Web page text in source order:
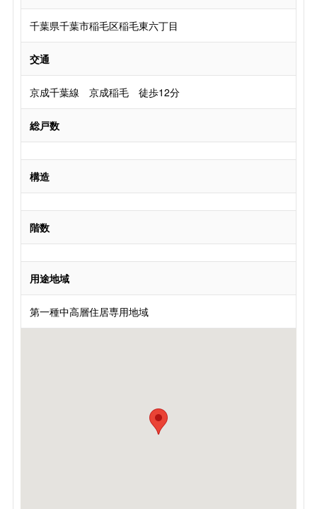
千葉県千葉市稲毛区稲毛東六丁目
交通
京成千葉線 京成稲毛 徒歩12分
総戸数
構造
階数
用途地域
第一種中高層住居専用地域